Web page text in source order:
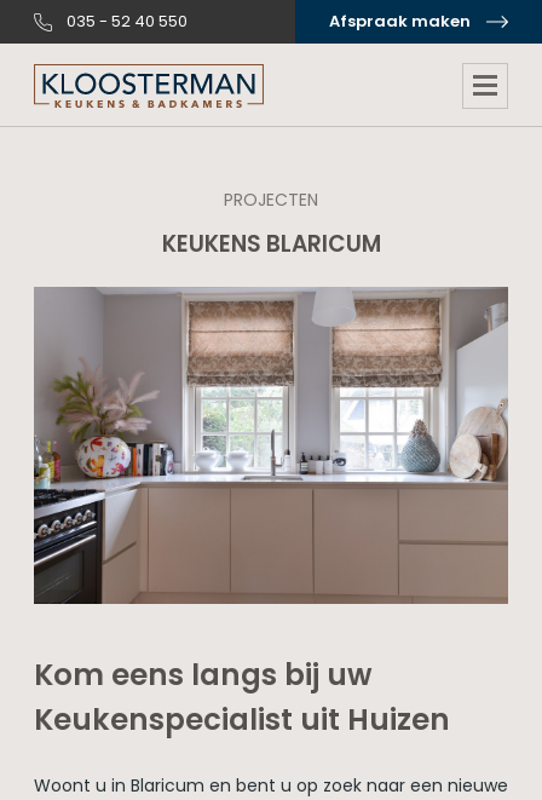
035 - 52 40 550 Afspraak maken
PROJECTEN
KEUKENS BLARICUM
Kom eens langs bij uw
Keukenspecialist uit Huizen
Woont u in Blaricum en bent u op zoek naar een nieuwe